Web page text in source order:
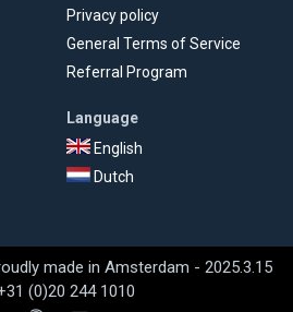
Privacy policy
General Terms of Service
Referral Program
Language
English
Dutch
made in Amsterdam - 2025.3.15
(0)20 244 1010